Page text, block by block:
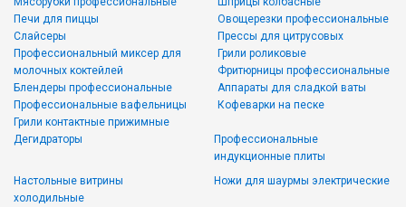
Печи для пиццы
Слайсеры
Овощерезки профессиональные
Прессы для цитрусовых
Профессиональный миксер для
молочных коктейлей
Блендеры профессиональные
Профессиональные вафельницы
Грили контактные прижимные
Грили роликовые
Фритюрницы профессиональные
Аппараты для сладкой ваты
Кофеварки на песке
Дегидраторы
Настольные витрины
холодильные
Профессиональные
индукционные плиты
Ножи для шаурмы электрические